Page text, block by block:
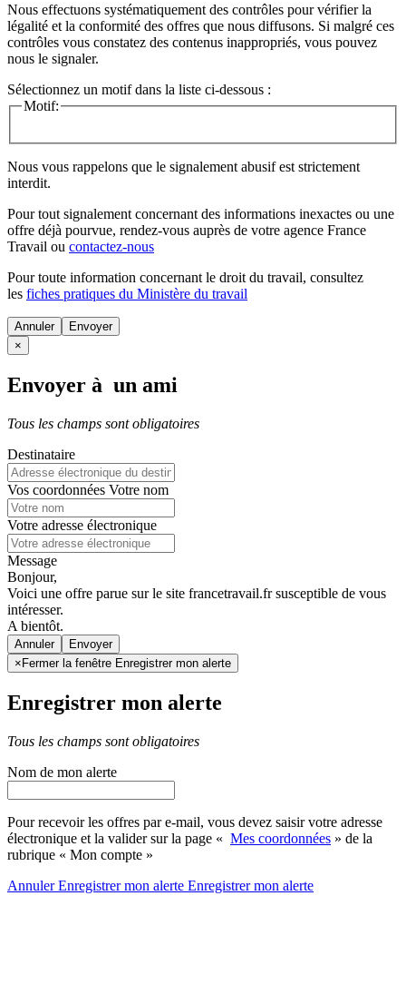
Nous effectuons systématiquement des contrôles pour vérifier la
légalité et la conformité des offres que nous diffusons. Si malgré ces
contrôles vous constatez des contenus inappropriés, vous pouvez
nous le signaler.
Sélectionnez un motif dans la liste ci-dessous :
Motif:
Nous vous rappelons que le signalement abusif est strictement
interdit.
Pour tout signalement concernant des informations inexactes ou une
offre déjà pourvue, rendez-vous auprès de votre agence France
Travail ou contactez-nous
Pour toute information concernant le droit du travail, consultez
les fiches pratiques du Ministère du travail
Annuler
×
Envoyer à un ami
Tous les champs sont obligatoires
Destinataire
Vos coordonnées Votre nom
Votre adresse électronique
Message
Bonjour,
Voici une offre parue sur le site francetravail.fr susceptible de vous
intéresser.
A bientôt.
Annuler
× Fermer la fenêtre Enregistrer mon alerte
Enregistrer mon alerte
Tous les champs sont obligatoires
Nom de mon alerte
Pour recevoir les offres par e-mail, vous devez saisir votre adresse
électronique et la valider sur la page « Mes coordonnées » de la
rubrique « Mon compte »
AnnulerEnregistrer mon alerte Enregistrermon alerte